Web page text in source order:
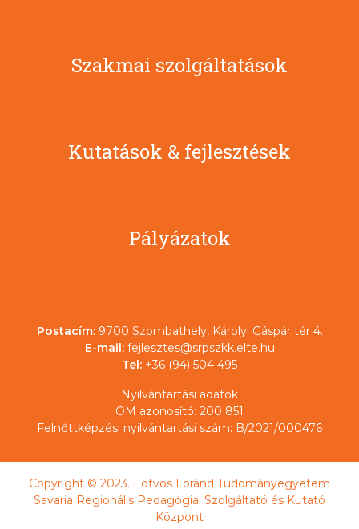
Szakmai szolgáltatások
Kutatások & fejlesztések
Pályázatok
Postacím: 9700 Szombathely, Károlyi Gáspár tér 4.
E-mail: fejlesztes@srpszkk.elte.hu
Tel: +36 (94) 504 495
Nyilvántartási adatok
OM azonosító: 200 851
Felnőttképzési nyilvántartási szám: B/2021/000476
Copyright © 2023. Eötvös Loránd Tudományegyetem
Savaria Regionális Pedagógiai Szolgáltató és Kutató
Központ